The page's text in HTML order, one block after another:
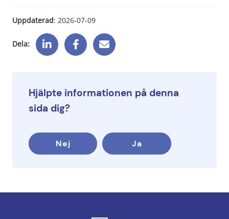
Uppdaterad: 2026-07-09
Dela:
Hjälpte informationen på denna
sida dig?
Nej Ja